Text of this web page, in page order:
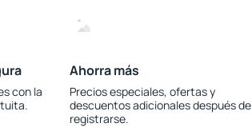
con la
Ahorra más
Precios especiales, ofertas y
descuentos adicionales después de
registrarse.